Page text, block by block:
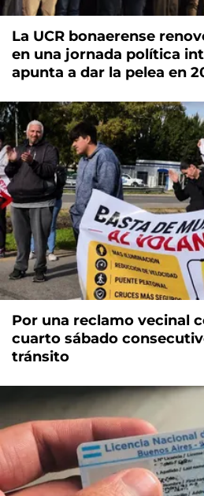
La UCR bonaerense
en una jornada política
apunta a dar la pelea en
Por una reclamo vecinal
cuarto sábado
tránsito